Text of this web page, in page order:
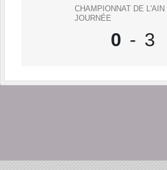
CHAMPIONNAT DE L'AIN
JOURNÉE
0 - 3